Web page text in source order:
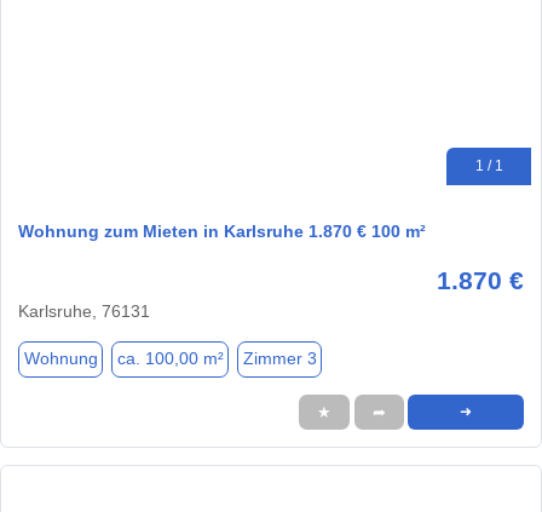
1 / 1
Wohnung zum Mieten in Karlsruhe 1.870 € 100 m²
1.870 €
Karlsruhe, 76131
Wohnung ca. 100,00 m² Zimmer 3
★ ➦ ➜